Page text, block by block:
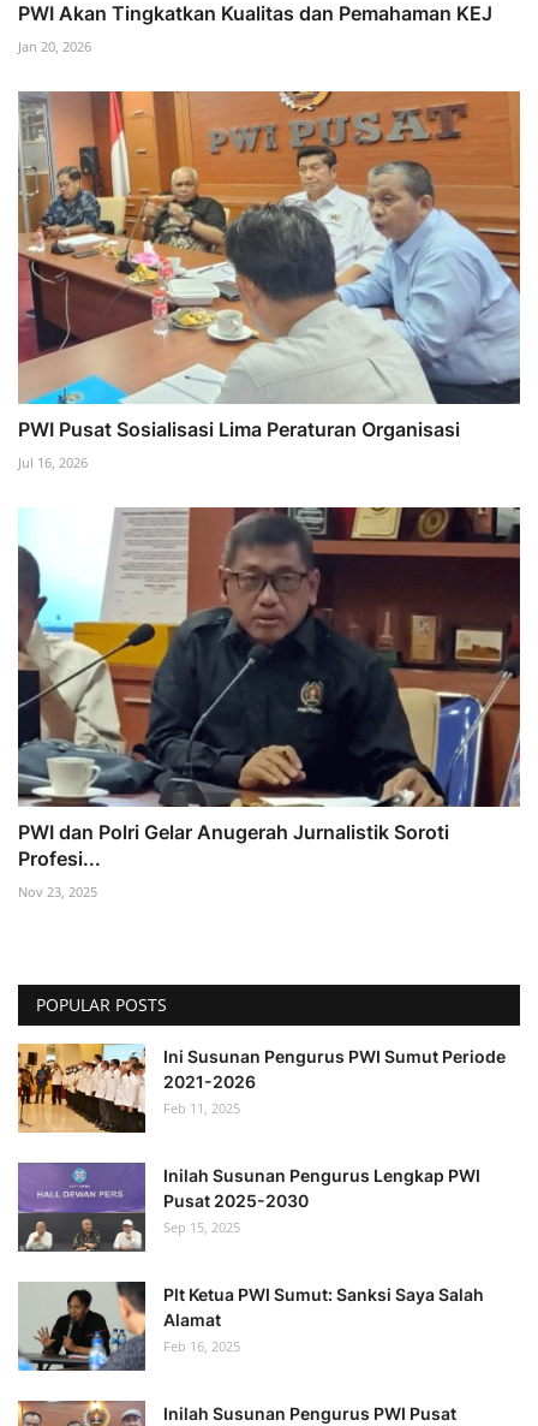
PWI Akan Tingkatkan Kualitas dan Pemahaman KEJ
Jan 20, 2026
PWI Pusat Sosialisasi Lima Peraturan Organisasi
Jul 16, 2026
PWI dan Polri Gelar Anugerah Jurnalistik Soroti
Profesi...
Nov 23, 2025
POPULAR POSTS
Ini Susunan Pengurus PWI Sumut Periode
2021-2026
Feb 11, 2025
Inilah Susunan Pengurus Lengkap PWI
Pusat 2025-2030
Sep 15, 2025
Plt Ketua PWI Sumut: Sanksi Saya Salah
Alamat
Feb 16, 2025
Inilah Susunan Pengurus PWI Pusat